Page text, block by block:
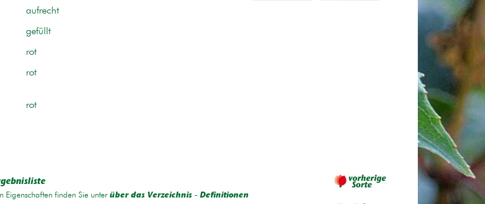
aufrecht
gefüllt
rot
rot
rot
Eigenschaften finden Sie unter über das Verzeichnis - Definitionen